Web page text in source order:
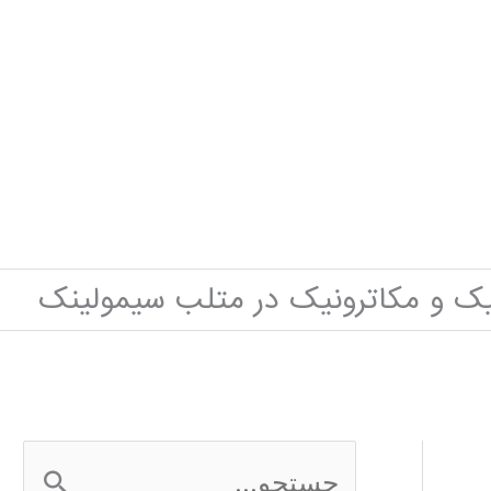
و مکاترونیک در متلب سیمولینک